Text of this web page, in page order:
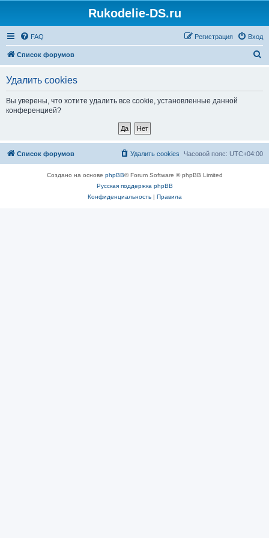
Rukodelie-DS.ru
FAQ Вход
Регистрация
Список форумов
Удалить cookies
Вы уверены, что хотите удалить все cookie, установленные данной
конференцией?
Список форумов Часовой пояс: UTC+04:00
Удалить cookies
Создано на основе phpBB® Forum Software © phpBB Limited
Русская поддержка phpBB
Конфиденциальность| Правила